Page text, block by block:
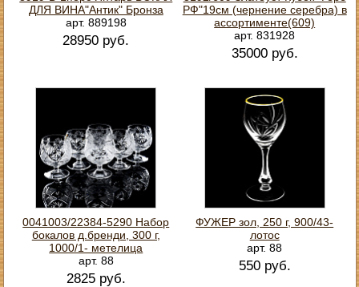
ДЛЯ ВИНА"Антик" Бронза
арт. 889198
28950 руб.
РФ"19см (чернение серебра) в
ассортименте(609)
арт. 831928
35000 руб.
0041003/22384-5290 Набор
бокалов д.бренди, 300 г,
1000/1- метелица
арт. 88
2825 руб.
ФУЖЕР зол, 250 г, 900/43-
лотос
арт. 88
550 руб.